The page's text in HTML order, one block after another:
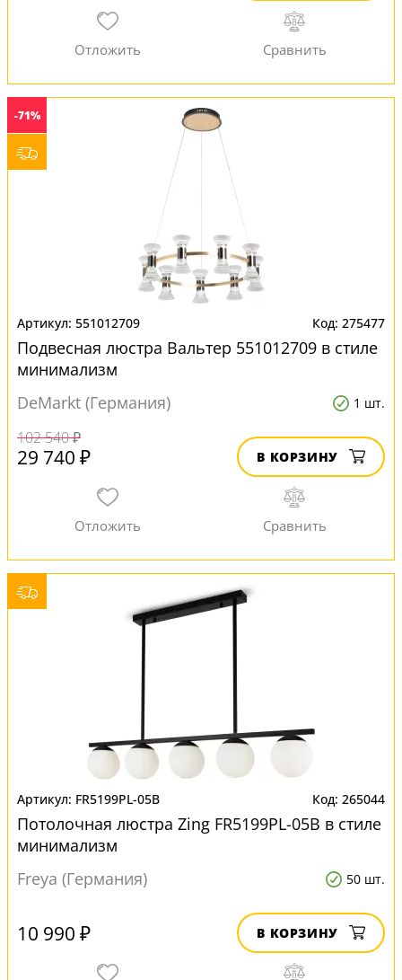
-71%
551012709 275477
Подвесная люстра Вальтер 551012709 в стиле
минимализм
DeMarkt (Германия)
1 шт.
102 540 ₽
29 740 ₽ В КОРЗИНУ
FR5199PL-05B 265044
Потолочная люстра Zing FR5199PL-05B в стиле
минимализм
Freya (Германия)
50 шт.
10 990 ₽ В КОРЗИНУ